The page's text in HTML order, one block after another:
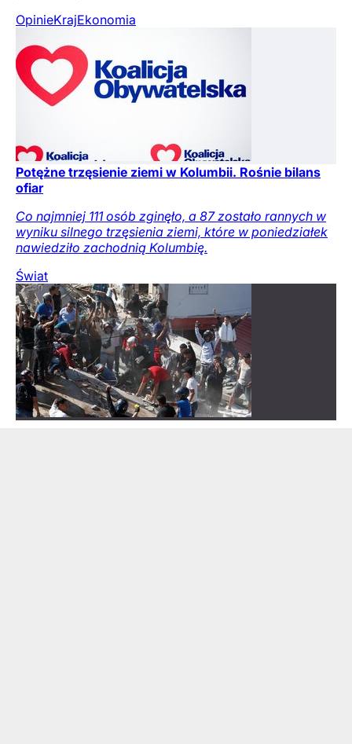
OpinieKrajEkonomia
Potężne trzęsienie ziemi w Kolumbii. Rośnie bilans
ofiar
Co najmniej 111 osób zginęło, a 87 zostało rannych w
wyniku silnego trzęsienia ziemi, które w poniedziałek
nawiedziło zachodnią Kolumbię.
Świat